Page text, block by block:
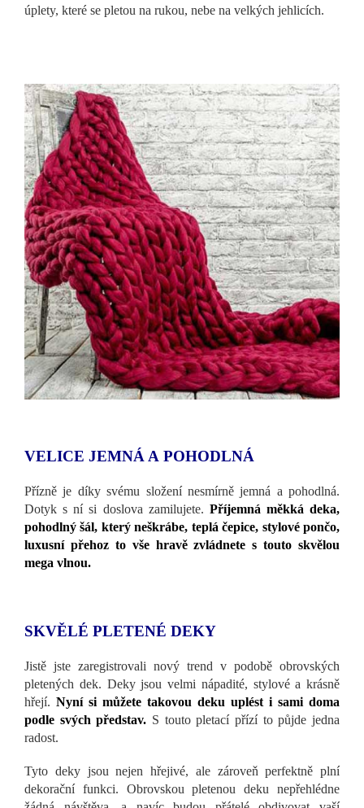
úplety, které se pletou na rukou, nebe na velkých jehlicích.
VELICE JEMNÁ A POHODLNÁ
Přízně je díky svému složení nesmírně jemná a pohodlná.
Dotyk s ní si doslova zamilujete. Příjemná měkká deka,
pohodlný šál, který neškrábe, teplá čepice, stylové pončo,
luxusní přehoz to vše hravě zvládnete s touto skvělou
mega vlnou.
SKVĚLÉ PLETENÉ DEKY
Jistě jste zaregistrovali nový trend v podobě obrovských
pletených dek. Deky jsou velmi nápadité, stylové a krásně
hřejí. Nyní si můžete takovou deku uplést i sami doma
podle svých představ. S touto pletací přízí to půjde jedna
radost.
Tyto deky jsou nejen hřejivé, ale zároveň perfektně plní
dekorační funkci. Obrovskou pletenou deku nepřehlédne